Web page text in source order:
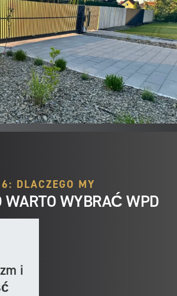
DLACZEGO MY
WARTO WYBRAĆ WPD
i